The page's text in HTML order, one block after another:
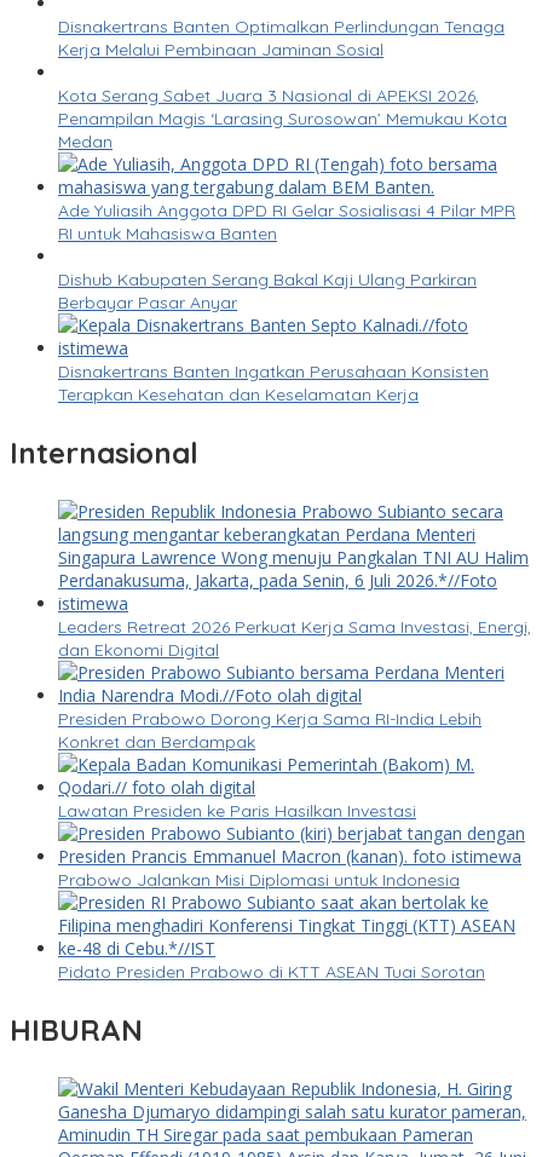
Disnakertrans Banten Optimalkan Perlindungan Tenaga
Kerja Melalui Pembinaan Jaminan Sosial
Kota Serang Sabet Juara 3 Nasional di APEKSI 2026,
Penampilan Magis ‘Larasing Surosowan’ Memukau Kota
Medan
Ade Yuliasih Anggota DPD RI Gelar Sosialisasi 4 Pilar MPR
RI untuk Mahasiswa Banten
Dishub Kabupaten Serang Bakal Kaji Ulang Parkiran
Berbayar Pasar Anyar
Disnakertrans Banten Ingatkan Perusahaan Konsisten
Terapkan Kesehatan dan Keselamatan Kerja
Internasional
Leaders Retreat 2026 Perkuat Kerja Sama Investasi, Energi,
dan Ekonomi Digital
Presiden Prabowo Dorong Kerja Sama RI-India Lebih
Konkret dan Berdampak
Lawatan Presiden ke Paris Hasilkan Investasi
Prabowo Jalankan Misi Diplomasi untuk Indonesia
Pidato Presiden Prabowo di KTT ASEAN Tuai Sorotan
HIBURAN